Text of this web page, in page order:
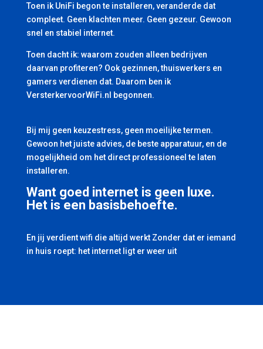
Toen ik UniFi begon te installeren, veranderde dat
compleet. Geen klachten meer. Geen gezeur. Gewoon
snel en stabiel internet.
Toen dacht ik: waarom zouden alleen bedrijven
daarvan profiteren? Ook gezinnen, thuiswerkers en
gamers verdienen dat. Daarom ben ik
VersterkervoorWiFi.nl begonnen.
Bij mij geen keuzestress, geen moeilijke termen.
Gewoon het juiste advies, de beste apparatuur, en de
mogelijkheid om het direct professioneel te laten
installeren.
Want goed internet is geen luxe.
Het is een basisbehoefte.
En jij verdient wifi die altijd werkt Zonder dat er iemand
in huis roept: het internet ligt er weer uit